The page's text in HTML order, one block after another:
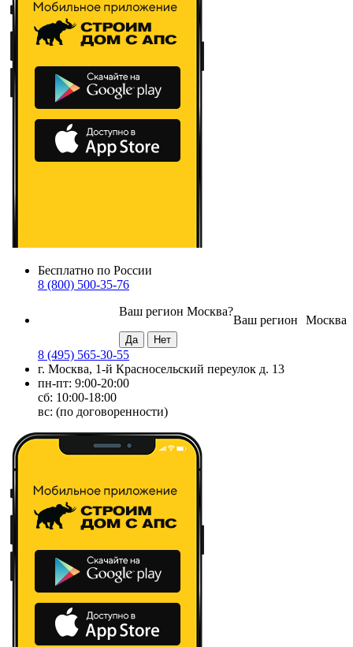
Бесплатно по России
8 (800) 500-35-76
Москва
Ваш регион
Ваш регион Москва?
8 (495) 565-30-55
г. Москва, 1-й Красносельский переулок д. 13
пн-пт: 9:00-20:00
сб: 10:00-18:00
вс: (по договоренности)